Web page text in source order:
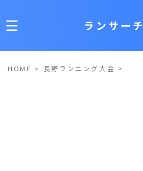
ランサーチ
HOME > 長野ランニング大会 >